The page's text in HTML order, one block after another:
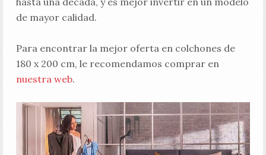
de mayor calidad.
Para encontrar la mejor oferta en colchones de
180 x 200 cm, le recomendamos comprar en
nuestra web.